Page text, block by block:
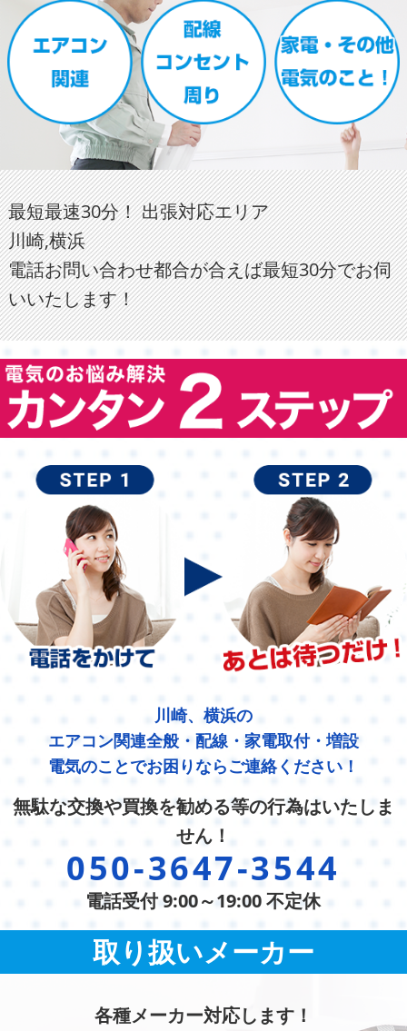
最短最速30分！ 出張対応エリア
川崎,横浜
電話お問い合わせ都合が合えば最短30分でお伺
いいたします！
川崎、横浜の
エアコン関連全般・配線・家電取付・増設
電気のことでお困りならご連絡ください！
無駄な交換や買換を勧める等の行為はいたしま
せん！
050-3647-3544
電話受付 9:00～19:00 不定休
取り扱いメーカー
各種メーカー対応します！